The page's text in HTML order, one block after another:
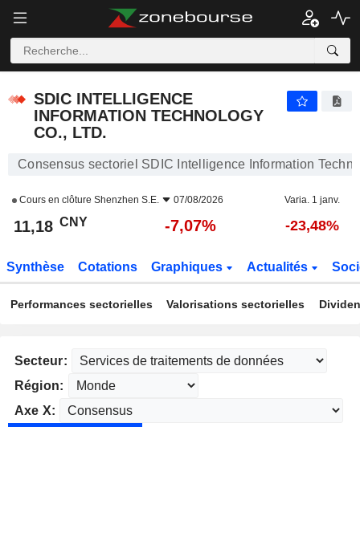
SDIC INTELLIGENCE
INFORMATION TECHNOLOGY
CO., LTD.
Consensus sectoriel SDIC Intelligence Information
Cours en clôture Shenzhen S.E. 07/08/2026 Varia. 1 janv.
11,18 CNY -7,07% -23,48%
Synthèse Cotations Graphiques Actualités
Performances sectorielles Valorisations sectorielles
Secteur:
Région:
Axe X: